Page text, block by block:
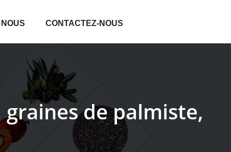
CONTACTEZ-NOUS
de palmiste,